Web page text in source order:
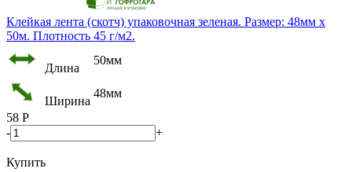
Клейкая лента (скотч) упаковочная зеленая. Размер: 48мм х
50м. Плотность 45 г/м2.
Длина
50мм
Ширина
48мм
58 Р
-
+
Купить